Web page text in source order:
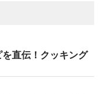
直伝！クッキング